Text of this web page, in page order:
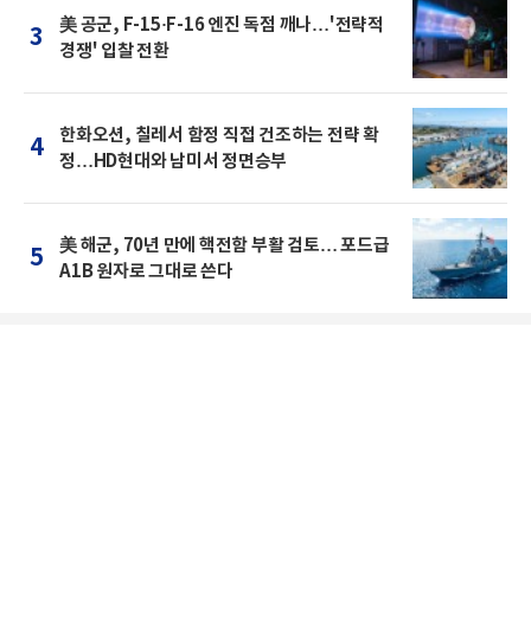
3
美 공군, F-15·F-16 엔진 독점 깨나…'전략적
경쟁' 입찰 전환
4
한화오션, 칠레서 함정 직접 건조하는 전략 확
정…HD현대와 남미서 정면승부
5
美 해군, 70년 만에 핵전함 부활 검토… 포드급
A1B 원자로 그대로 쓴다